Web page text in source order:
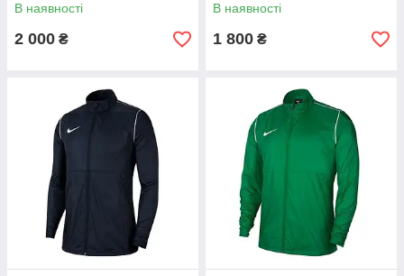
В наявності
2 000 ₴
В наявності
1 800 ₴